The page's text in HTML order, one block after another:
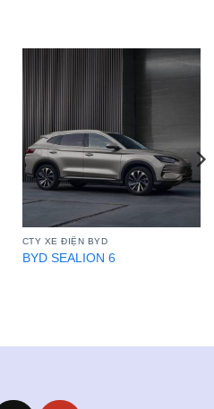
CTY XE ĐIỆN BYD
BYD SEALION 6